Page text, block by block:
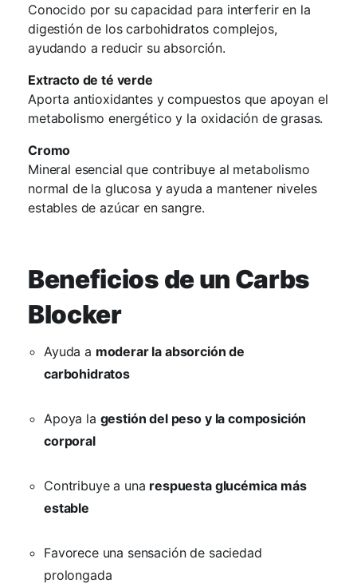
Conocido por su capacidad para interferir en la
digestión de los carbohidratos complejos,
ayudando a reducir su absorción.
Extracto de té verde
Aporta antioxidantes y compuestos que apoyan el
metabolismo energético y la oxidación de grasas.
Cromo
Mineral esencial que contribuye al metabolismo
normal de la glucosa y ayuda a mantener niveles
estables de azúcar en sangre.
Beneficios de un Carbs
Blocker
Ayuda a moderar la absorción de
carbohidratos
Apoya la gestión del peso y la composición
corporal
Contribuye a una respuesta glucémica más
estable
Favorece una sensación de saciedad
prolongada